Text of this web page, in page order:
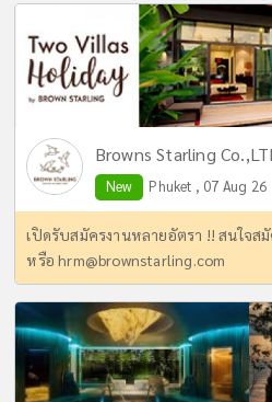
Browns Starling
New Phuket , 07 Aug 26
เปิดรับสมัครงานหลายอัตรา !! สนใจส
หรือhrm@brownstarling.com